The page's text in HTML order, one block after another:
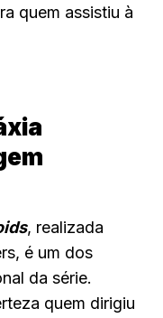
quem assistiu à
, realizada
é um dos
da série.
quem dirigiu